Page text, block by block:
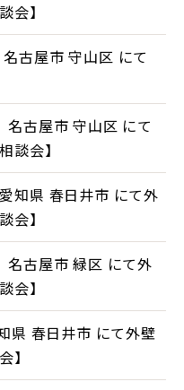
会】
古屋市 守山区 にて
名古屋市 守山区 にて
談会】
知県 春日井市 にて外
会】
名古屋市 緑区 にて外
会】
県 春日井市 にて外壁
】